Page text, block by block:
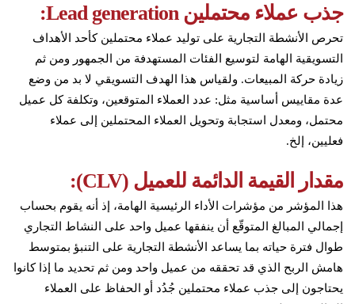
جذب عملاء محتملين Lead generation:
تحرص الأنشطة التجارية على توليد عملاء محتملين كأحد الأهداف
التسويقية الهامة لتوسيع الفئات المستهدفة من الجمهور ومن ثم
زيادة حركة المبيعات. ولقياس هذا الهدف التسويقي لا بد من وضع
عدة مقاييس أساسية مثل: عدد العملاء المتوقعين، وتكلفة كل عميل
محتمل، ومعدل استجابة وتحويل العملاء المحتملين إلى عملاء
فعليين، إلخ.
مقدار القيمة الدائمة للعميل (CLV):
هذا المؤشر من مؤشرات الأداء الرئيسية الهامة، إذ أنه يقوم بحساب
إجمالي المبالغ المتوقّع أن ينفقها عميل واحد على النشاط التجاري
طوال فترة حياته بما يساعد الأنشطة التجارية على التنبؤ بمتوسط
هامش الربح الذي قد تحققه من عميل واحد ومن ثم تحديد ما إذا كانوا
يحتاجون إلى جذب عملاء محتملين جُدُد أو الحفاظ على العملاء